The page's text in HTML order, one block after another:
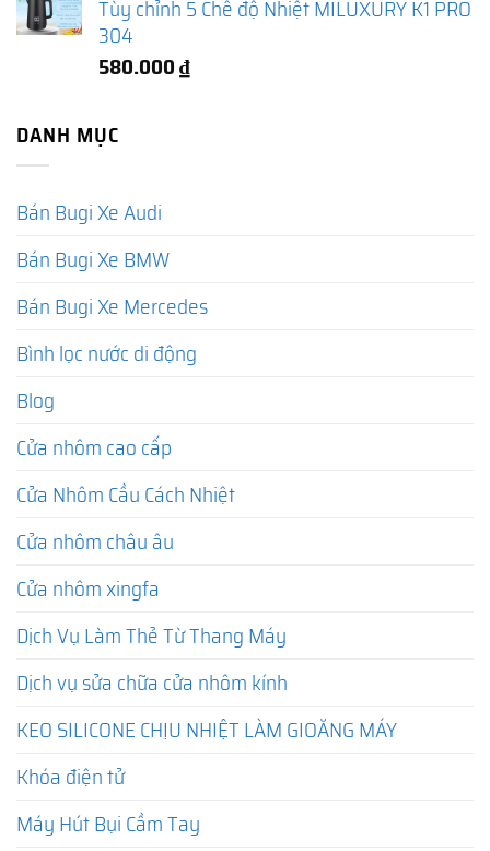
Tùy chỉnh 5 Chế độ Nhiệt MILUXURY K1 PRO
304
580.000₫
DANH MỤC
Bán Bugi Xe Audi
Bán Bugi Xe BMW
Bán Bugi Xe Mercedes
Bình lọc nước di động
Blog
Cửa nhôm cao cấp
Cửa Nhôm Cầu Cách Nhiệt
Cửa nhôm châu âu
Cửa nhôm xingfa
Dịch Vụ Làm Thẻ Từ Thang Máy
Dịch vụ sửa chữa cửa nhôm kính
KEO SILICONE CHỊU NHIỆT LÀM GIOĂNG MÁY
Khóa điện tử
Máy Hút Bụi Cầm Tay